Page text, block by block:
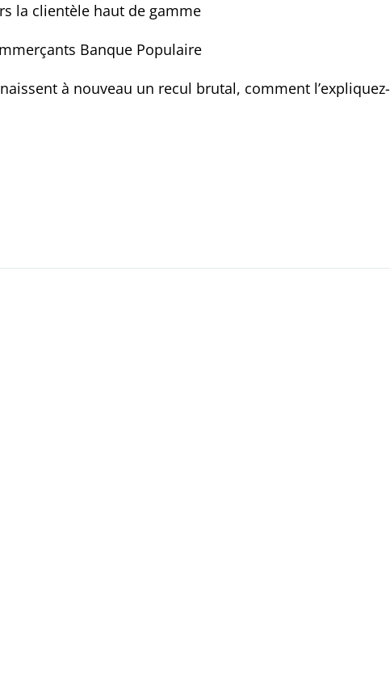
la clientèle haut de gamme
Banque Populaire
à nouveau un recul brutal, comment l’expliquez-